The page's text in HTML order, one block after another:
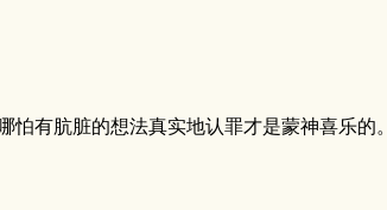
有肮脏的想法真实地认罪才是蒙神喜乐的。